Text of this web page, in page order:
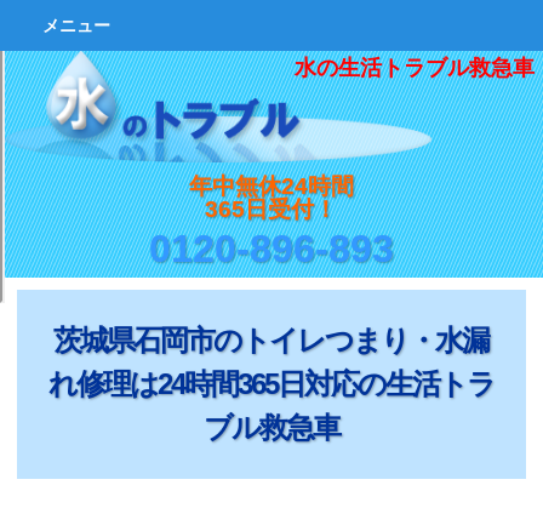
水の生活トラブル救急車
年中無休24時間
365日受付！
0120-896-893
メニュー
茨城県石岡市のトイレつまり・水漏
れ修理は24時間365日対応の生活トラ
ブル救急車